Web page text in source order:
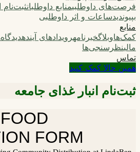
فرصت‌های داوطلبیمنابع داوطلبانثبت‌نام
بپیوندیدساعات و اثر داوطلبی
منابع
کمک‌هاوبلاگخبرنامهرویدادهای آینده
مالینظرسنجی‌ها
تماس
همین حالا کمک کنید
ثبت‌نام انبار غذای جامعه